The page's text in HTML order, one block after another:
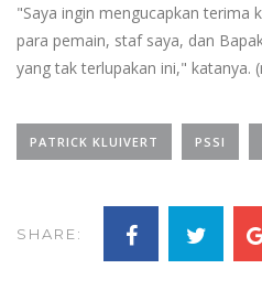
"Saya ingin mengucapkan terima
para pemain, staf saya, dan
yang tak terlupakan ini," katanya.
PATRICK KLUIVERT PSSI
SHARE: